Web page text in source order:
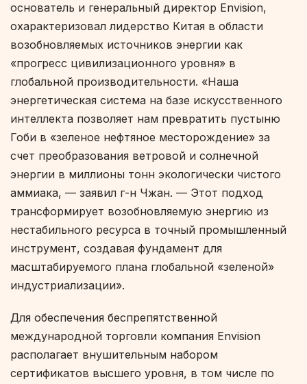
основатель и генеральный директор Envision,
охарактеризовал лидерство Китая в области
возобновляемых источников энергии как
«прогресс цивилизационного уровня» в
глобальной производительности. «Наша
энергетическая система на базе искусственного
интеллекта позволяет нам превратить пустыню
Гоби в «зеленое нефтяное месторождение» за
счет преобразования ветровой и солнечной
энергии в миллионы тонн экологически чистого
аммиака, — заявил г-н Чжан. — Этот подход
трансформирует возобновляемую энергию из
нестабильного ресурса в точный промышленный
инструмент, создавая фундамент для
масштабируемого плана глобальной «зеленой»
индустриализации».
Для обеспечения беспрепятственной
международной торговли компания Envision
располагает внушительным набором
сертификатов высшего уровня, в том числе по